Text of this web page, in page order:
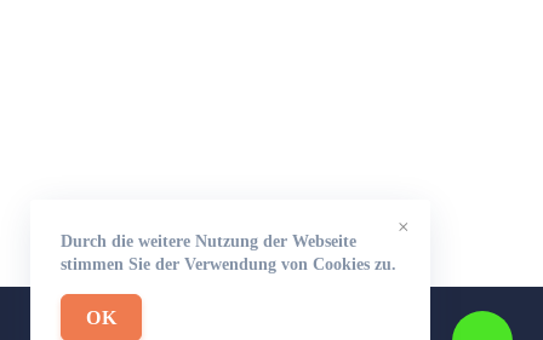
×
Durch die weitere Nutzung der Webseite
stimmen Sie der Verwendung von Cookies zu.
OK